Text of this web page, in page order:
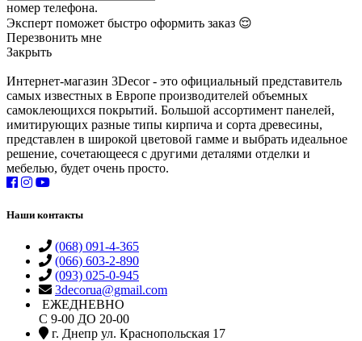
номер телефона.
Эксперт поможет быстро оформить заказ 😌
Перезвонить мне
Закрыть
Интернет-магазин 3Decor - это официальный представитель
самых известных в Европе производителей объемных
самоклеющихся покрытий. Большой ассортимент панелей,
имитирующих разные типы кирпича и сорта древесины,
представлен в широкой цветовой гамме и выбрать идеальное
решение, сочетающееся с другими деталями отделки и
мебелью, будет очень просто.
Наши контакты
(068) 091-4-365
(066) 603-2-890
(093) 025-0-945
3decorua@gmail.com
ЕЖЕДНЕВНО
С 9-00 ДО 20-00
г. Днепр ул. Краснопольская 17